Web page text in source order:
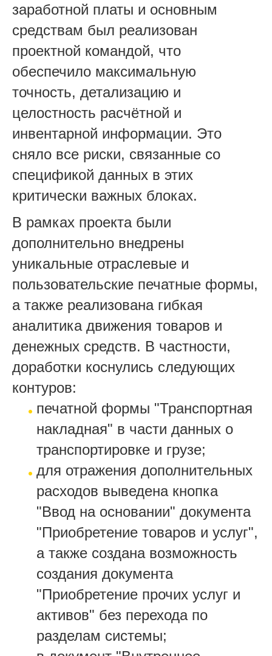
заработной платы и основным
средствам был реализован
проектной командой, что
обеспечило максимальную
точность, детализацию и
целостность расчётной и
инвентарной информации. Это
сняло все риски, связанные со
спецификой данных в этих
критически важных блоках.
В рамках проекта были
дополнительно внедрены
уникальные отраслевые и
пользовательские печатные формы,
а также реализована гибкая
аналитика движения товаров и
денежных средств. В частности,
доработки коснулись следующих
контуров:
печатной формы "Транспортная
накладная" в части данных о
транспортировке и грузе;
для отражения дополнительных
расходов выведена кнопка
"Ввод на основании" документа
"Приобретение товаров и услуг",
а также создана возможность
создания документа
"Приобретение прочих услуг и
активов" без перехода по
разделам системы;